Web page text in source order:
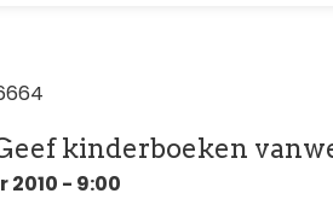
kinderboeken
2010 - 9:00